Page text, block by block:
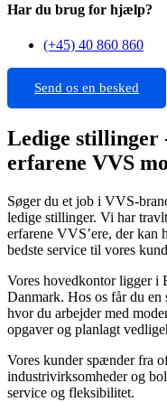
Har du brug for hjælp?
(+45) 40 860 860
Send os en besked
Ledige stillinger
erfarene VVS
Søger du et job i VVS-
ledige stillinger. Vi har
erfarene VVS’ere, der kan
bedste service til vores
Vores hovedkontor ligger i
Danmark. Hos os får du
hvor du arbejder med
opgaver og planlagt
Vores kunder spænder fra
industrivirksomheder og
service og fleksibilitet.